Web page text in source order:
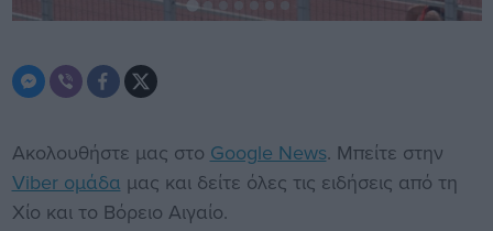
Ακολουθήστε μας στο Google News. Μπείτε στην
Viber ομάδα μας και δείτε όλες τις ειδήσεις από τη
Χίο και το Βόρειο Αιγαίο.